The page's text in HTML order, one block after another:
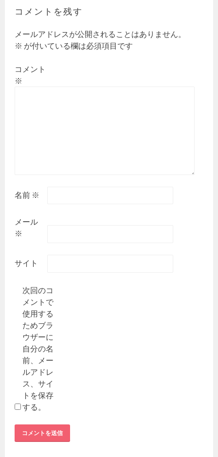
ゲ
ー
シ
ョ
ン
コメントを残す
メールアドレスが公開されることはありません。
※ が付いている欄は必須項目です
コメント
※
名前 ※
メール
※
サイト
次回のコ
メントで
使用する
ためブラ
ウザーに
自分の名
前、メー
ルアドレ
ス、サイ
トを保存
する。